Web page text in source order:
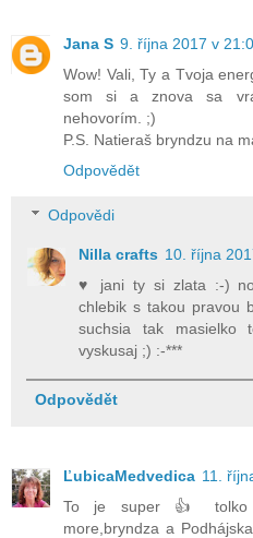
Jana S 9. října 2017 v
Wow! Vali, Ty a Tvoja
som si a znova sa
nehovorím. ;)
P.S. Natieraš bryndzu na
Odpovědět
Odpovědi
Nilla crafts 10. října
♥ jani ty si zlata :-)
chlebik s takou pravou
suchsia tak masielko
vyskusaj ;) :-***
Odpovědět
ĽubicaMedvedica 11.
To je super 👍 tolko
more,bryndza a